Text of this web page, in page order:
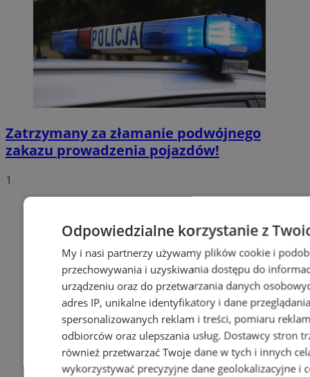
Zatrzymany za złamanie podwójnego
zakazu prowadzenia pojazdów!
1
Odpowiedzialne korzystanie z
My i nasi partnerzy używamy plików cookie i
przechowywania i uzyskiwania dostępu do
urządzeniu oraz do przetwarzania danych
adres IP, unikalne identyfikatory i dane
spersonalizowanych reklam i treści, pomiaru
odbiorców oraz ulepszania usług. Dostawcy stron
również przetwarzać Twoje dane w tych i innych
wykorzystywać precyzyjne dane geolokalizacyjne i